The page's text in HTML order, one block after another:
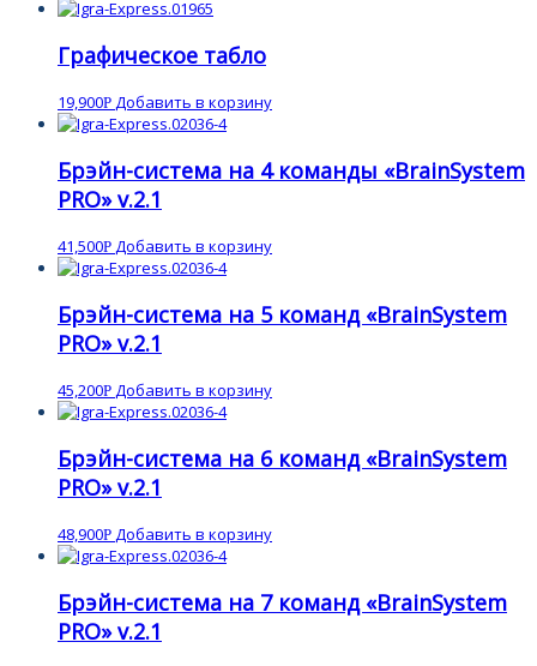
Графическое табло
19,900Р Добавить в корзину
Брэйн-система на 4 команды «BrainSystem
PRO» v.2.1
41,500Р Добавить в корзину
Брэйн-система на 5 команд «BrainSystem
PRO» v.2.1
45,200Р Добавить в корзину
Брэйн-система на 6 команд «BrainSystem
PRO» v.2.1
48,900Р Добавить в корзину
Брэйн-система на 7 команд «BrainSystem
PRO» v.2.1